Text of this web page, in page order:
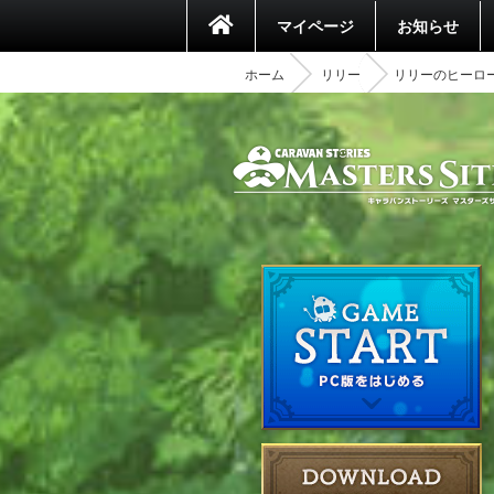
マイページ お知らせ
ホーム リリー リリーのヒーロ